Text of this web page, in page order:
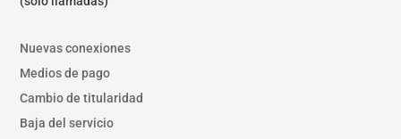
Nuevas conexiones
Medios de pago
Cambio de titularidad
Baja del servicio